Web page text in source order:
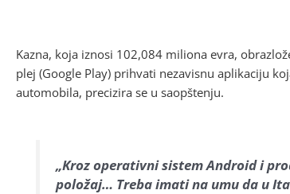
Kazna, koja iznosi 102,084 miliona evra,
plej (Google Play) prihvati nezavisnu aplikaciju
automobila, precizira se u saopštenju.
„Kroz operativni sistem Android i
položaj… Treba imati na umu da u